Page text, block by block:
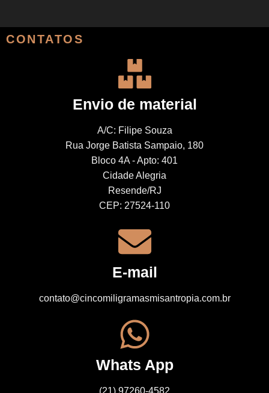
CONTATOS
Envio de material
A/C: Filipe Souza
Rua Jorge Batista Sampaio, 180
Bloco 4A - Apto: 401
Cidade Alegria
Resende/RJ
CEP: 27524-110
E-mail
contato@cincomiligramasmisantropia.com.br
Whats App
(21) 97260-4582